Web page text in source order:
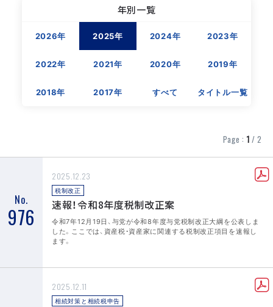
年別一覧
2026年 2025年 2024年 2023年
2022年 2021年 2020年 2019年
2018年 2017年 すべて タイトル一覧
Page :1 / 2
No.
976
2025.12.23
税制改正
速報！令和8年度税制改正案
令和7年12月19日、与党が令和8年度与党税制改正大綱を公表しま
した。ここでは、資産税・資産家に関連する税制改正項目を速報し
ます。
2025.12.11
相続対策と相続税申告